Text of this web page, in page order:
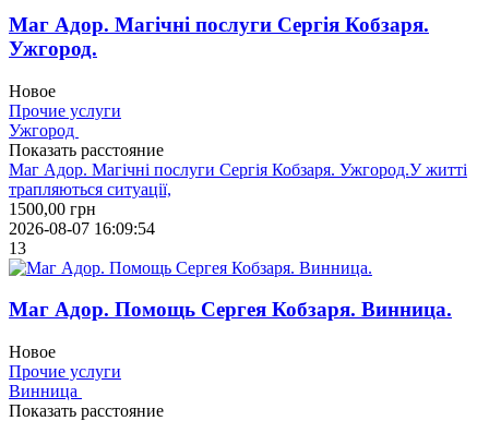
Маг Адор. Магічні послуги Сергія Кобзаря.
Ужгород.
Новое
Прочие услуги
Ужгород
Показать расстояние
Маг Адор. Магічні послуги Сергія Кобзаря. Ужгород.У житті
трапляються ситуації,
1500,00 грн
2026-08-07 16:09:54
13
Маг Адор. Помощь Сергея Кобзаря. Винница.
Новое
Прочие услуги
Винница
Показать расстояние